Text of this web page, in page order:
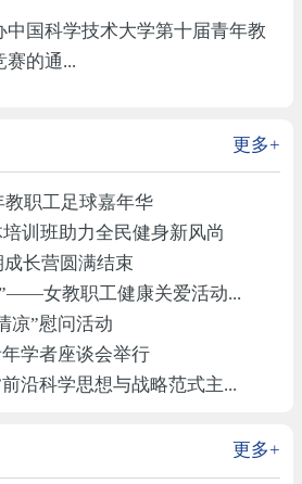
中国科学技术大学第十届青年教
赛的通...
更多+
职工足球嘉年华
训班助力全民健身新风尚
长营圆满结束
女教职工健康关爱活动...
凉”慰问活动
学者座谈会举行
沿科学思想与战略范式主...
更多+